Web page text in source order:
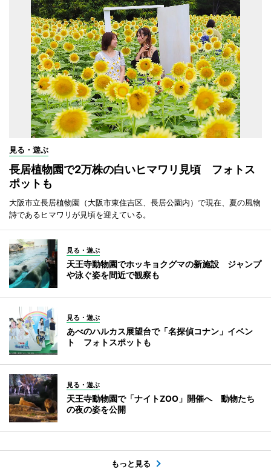
見る・遊ぶ
長居植物園で2万株の白いヒマワリ見頃 フォトス
ポットも
大阪市立長居植物園（大阪市東住吉区、長居公園内）で現在、夏の風物
詩であるヒマワリが見頃を迎えている。
見る・遊ぶ
天王寺動物園でホッキョクグマの新施設 ジャンプ
や泳ぐ姿を間近で観察も
見る・遊ぶ
あべのハルカス展望台で「名探偵コナン」イベン
ト フォトスポットも
見る・遊ぶ
天王寺動物園で「ナイトZOO」開催へ 動物たち
の夜の姿を公開
もっと見る